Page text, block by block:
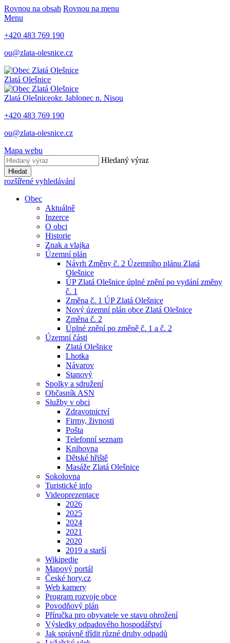
Rovnou na obsah Rovnou na menu
Menu
+420 483 769 190
ou@zlata-olesnice.cz
Zlatá Olešnice
Zlatá Olešniceokr. Jablonec n. Nisou
+420 483 769 190
ou@zlata-olesnice.cz
Mapa webu
Hledaný výraz
Hledat
rozšířené vyhledávání
Obec
Aktuálně
Inzerce
O obci
Historie
Znak a vlajka
Územní plán
Návrh Změny č. 2 Územního plánu Zlatá
Olešnice
ÚP Zlatá Olešnice úplné znění po vydání změny
č. 1
Změna č. 1 ÚP Zlatá Olešnice
Nový územní plán obce Zlatá Olešnice
Změna č. 2
Úplné znění po změně č. 1 a č. 2
Územní části
Zlatá Olešnice
Lhotka
Návarov
Stanový
Spolky a sdružení
Občasník ASN
Služby v obci
Zdravotnictví
Firmy, živnosti
Pošta
Telefonní seznam
Knihovna
Dětské hřiště
Masáže Zlatá Olešnice
Sokolovna
Turistické info
Videoprezentace
2026
2025
2024
2021
2020
2019 a starší
Wikipedie
Mapový portál
České hory.cz
Web kamery
Program rozvoje obce
Povodňový plán
Příručka pro obyvatele ve stavu ohrožení
Výsledky odpadového hospodářství
Jak správně třídit různé druhy odpadů